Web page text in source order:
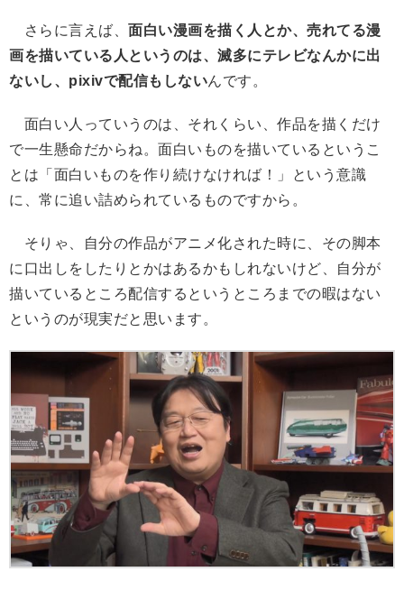
さらに言えば、 面白い漫画を描く人とか、売れてる漫
画を描いている人というのは、滅多にテレビなんかに出
ないし、pixivで配信もしないんです。
面白い人っていうのは、それくらい、作品を描くだけ
で一生懸命だからね。面白いものを描いているというこ
とは「面白いものを作り続けなければ！」という意識
に、常に追い詰められているものですから。
そりゃ、自分の作品がアニメ化された時に、その脚本
に口出しをしたりとかはあるかもしれないけど、自分が
描いているところ配信するというところまでの暇はない
というのが現実だと思います。